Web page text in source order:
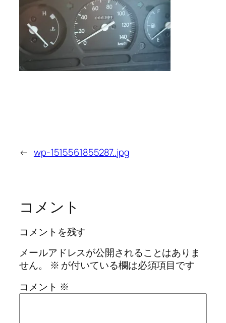
← wp-1515561855287..jpg
コメント
コメントを残す
メールアドレスが公開されることはありま
せん。
※ が付いている欄は必須項目です
コメント ※